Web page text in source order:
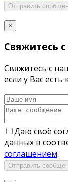
Отправить
×
Свяжитесь
Свяжитесь с
если у Вас
Даю своё
данных в
соглашением
Отправить